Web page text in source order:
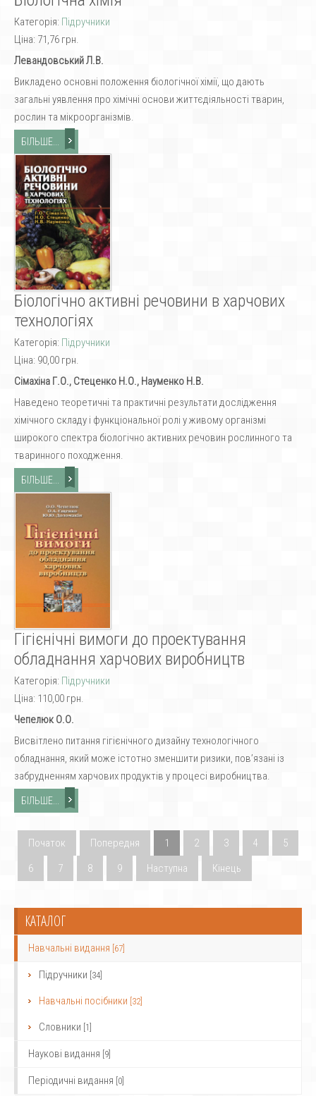
Категорія: Підручники
Ціна: 71,76 грн.
Левандовський Л.B.
Викладено основні положення біологічної хімії, що дають
загальні уявлення про хімічні основи життєдіяльності тварин,
рослин та мікроорганізмів.
БІЛЬШЕ...
Біологічно активні речовини в харчових
технологіях
Категорія: Підручники
Ціна: 90,00 грн.
Сімахіна Г.О., Стеценко Н.О., Науменко Н.В.
Наведено теоретичні та практичні результати дослідження
хімічного складу і функціональної ролі у живому організмі
широкого спектра біологічно активних речовин рослинного та
тваринного походження.
БІЛЬШЕ...
Гігієнічні вимоги до проектування
обладнання харчових виробництв
Категорія: Підручники
Ціна: 110,00 грн.
Чепелюк О.О.
Висвітлено питання гігієнічного дизайну технологічного
обладнання, який може істотно зменшити ризики, пов’язані із
забрудненням харчових продуктів у процесі виробництва.
БІЛЬШЕ...
Початок Попередня 1 2 3 4
5
6
7 8 9 Наступна Кінець
КАТАЛОГ
Навчальні видання [67]
Підручники [34]
Навчальні посібники [32]
Словники [1]
Наукові видання [9]
Періодичні видання [0]